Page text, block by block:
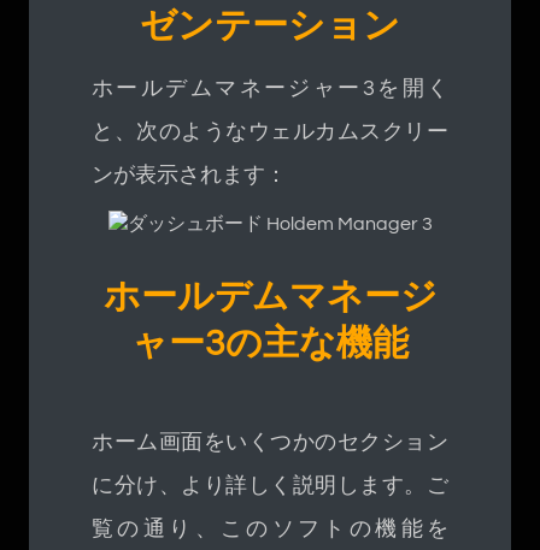
ゼンテーション
ホールデムマネージャー3を開く
と、次のようなウェルカムスクリー
ンが表示されます：
ホールデムマネージ
ャー3の主な機能
ホーム画面をいくつかのセクション
に分け、より詳しく説明します。ご
覧の通り、このソフトの機能を